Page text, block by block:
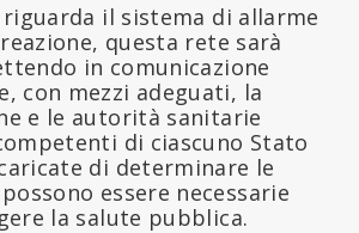
il sistema di allarme
questa rete sarà
in comunicazione
con mezzi adeguati, la
e le autorità sanitarie
di ciascuno Stato
di determinare le
essere necessarie
la salute pubblica.